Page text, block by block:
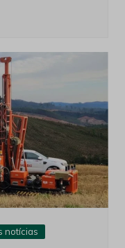
notícias